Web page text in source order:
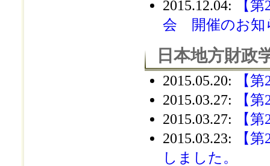
2015.12.04:
【
会 開催のお知
日本地方財政
2015.05.20:
【
2015.03.27:
【
2015.03.27:
【
2015.03.23:
【
しました。